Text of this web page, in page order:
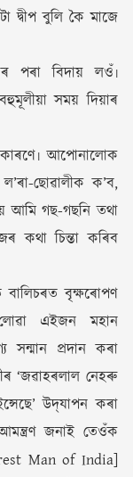
দ্বীপ বুলি কৈ মাজে
পৰা বিদায় লওঁ৷
সময় দিয়াৰ
আপোনালোক
ছোৱালীক ক’ব,
আমি গছ-গছনি তথা
কথা চিন্তা কৰিব
বালিচৰত বৃক্ষৰোপণ
এইজন মহান
সন্মান প্ৰদান কৰা
‘জৱাহৰলাল নেহৰু
উদ্‌যাপন কৰা
আমন্ত্ৰণ জনাই তেওঁক
Man of India]